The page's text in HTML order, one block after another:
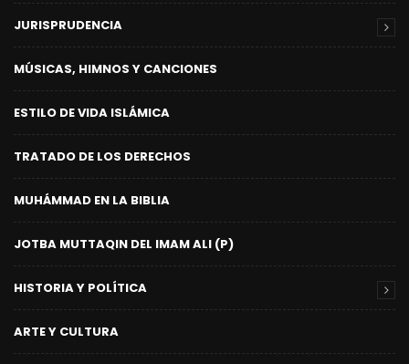
JURISPRUDENCIA
MÚSICAS, HIMNOS Y CANCIONES
ESTILO DE VIDA ISLÁMICA
TRATADO DE LOS DERECHOS
MUHÁMMAD EN LA BIBLIA
JOTBA MUTTAQIN DEL IMAM ALI (P)
HISTORIA Y POLÍTICA
ARTE Y CULTURA